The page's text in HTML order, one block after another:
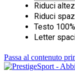
Riduci
Riduci
Testo 100%
Letter
Passa al contenuto